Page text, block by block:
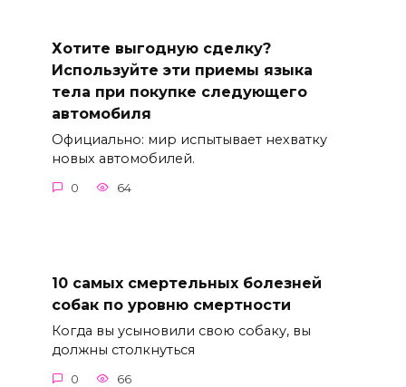
Хотите выгодную сделку?
Используйте эти приемы языка
тела при покупке следующего
автомобиля
Официально: мир испытывает нехватку
новых автомобилей.
0 64
10 самых смертельных болезней
собак по уровню смертности
Когда вы усыновили свою собаку, вы
должны столкнуться
0 66